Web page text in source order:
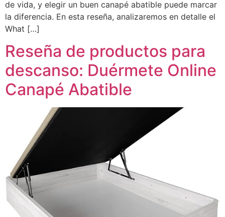
de vida, y elegir un buen canapé abatible puede marcar
la diferencia. En esta reseña, analizaremos en detalle el
What […]
Reseña de productos para
descanso: Duérmete Online
Canapé Abatible